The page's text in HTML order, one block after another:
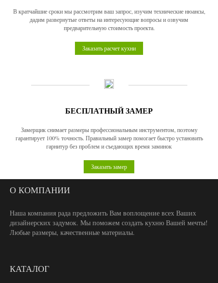
В кратчайшие сроки мы рассмотрим ваш запрос, изучим технические нюансы,
дадим развернутые ответы на интересующие вопросы и озвучим
предварительную стоимость проекта.
Заказать расчет кухни
БЕСПЛАТНЫЙ ЗАМЕР
Замерщик снимает размеры профессиональным инструментом, поэтому
гарантирует 100% точность. Правильный замер помогает быстро установить
гарнитур без проблем и съедающих время заминок
Заказать замер
О КОМПАНИИ
Наша компания рада предложить Вам воплощение всех Ваших
дизайнерских задумок. Мы поможем создать кухню Вашей мечты!
Любые размеры, качественные материалы.
КАТАЛОГ